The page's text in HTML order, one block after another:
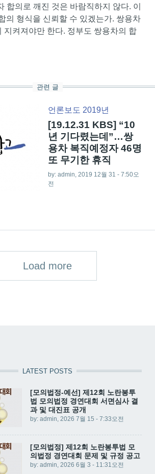
합의로 깨진 것은 바람직하지 않다. 이
의 형식을 신뢰할 수 있겠는가. 쌍용차
켜져야만 한다. 정부도 쌍용차의 합
관련 글
언론보도 2019년
[19.12.31 KBS] “10
년 기다렸는데”…쌍
용차 복직예정자 46명
또 무기한 휴직
by: admin, 2019 12월 31 - 7:50오
전
Load more
LATEST POSTS
[모의법정-예선] 제12회 노란봉투
법 모의법정 경연대회 서면심사 결
과 및 대진표 공개
by: admin , 2026 7월 15 - 7:33오전
[모의법정] 제12회 노란봉투법 모
의법정 경연대회 문제 및 규정 공고
by: admin , 2026 6월 3 - 11:31오전